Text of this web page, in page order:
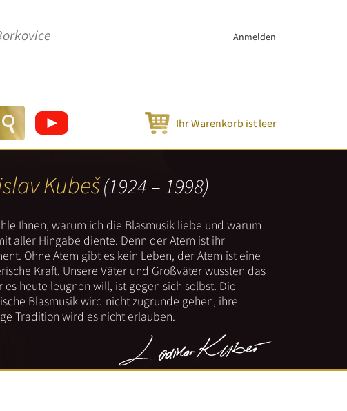
Anmelden
Ihr Warenkorb ist leer
Kubeš(1924 – 1998)
Ihnen, warum ich die Blasmusik liebe und warum
aller Hingabe diente. Denn der Atem ist ihr
Ohne Atem gibt es kein Leben, der Atem ist eine
Kraft. Unsere Väter und Großväter wussten das
es heute leugnen will, ist gegen sich selbst. Die
Blasmusik wird nicht zugrunde gehen, ihre
Tradition wird es nicht erlauben.